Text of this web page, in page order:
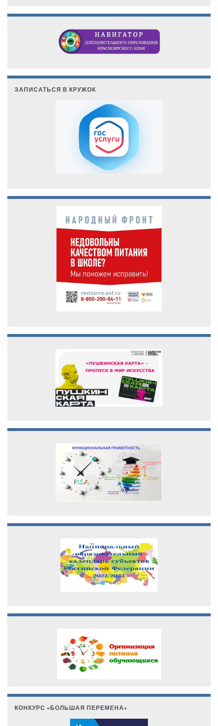
ЗАПИСАТЬСЯ В КРУЖОК
КОНКУРС «БОЛЬШАЯ ПЕРЕМЕНА»